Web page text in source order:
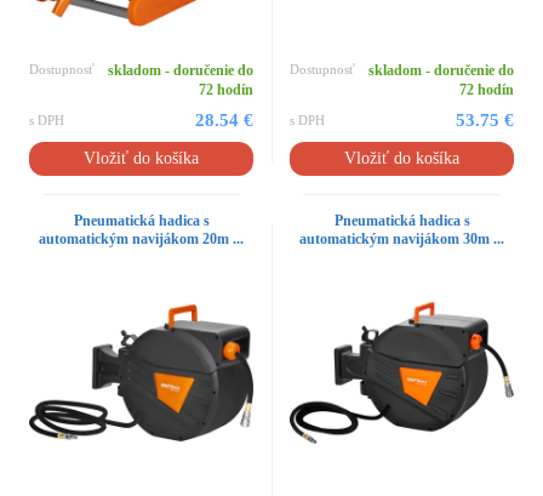
Dostupnosť
skladom - doručenie do
72 hodín
s DPH 28.54 €
Vložiť do košíka
Dostupnosť
skladom - doručenie do
72 hodín
s DPH 53.75 €
Vložiť do košíka
Pneumatická hadica s
automatickým navijákom 20m ...
Pneumatická hadica s
automatickým navijákom 30m ...